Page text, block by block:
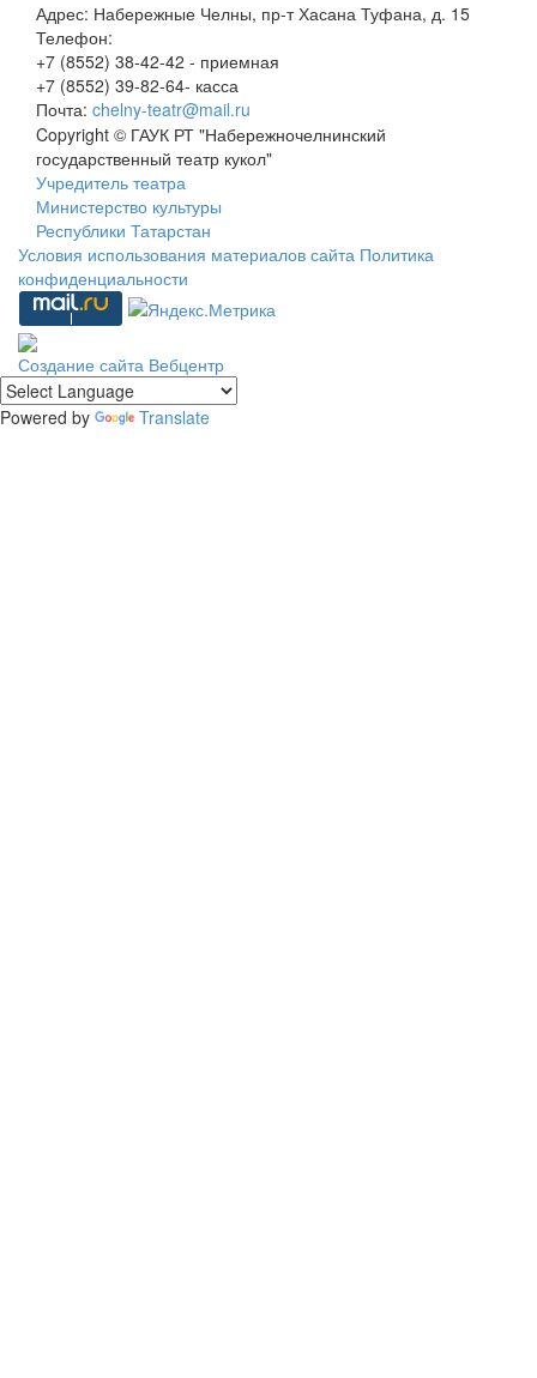
Адрес: Набережные Челны, пр-т Хасана Туфана, д. 15
Телефон:
+7 (8552) 38-42-42 - приемная
+7 (8552) 39-82-64- касса
Почта: chelny-teatr@mail.ru
Copyright © ГАУК РТ "Набережночелнинский
государственный театр кукол"
Учредитель театра
Министерство культуры
Республики Татарстан
Условия использования материалов сайта Политика
конфиденциальности
Создание сайта Вебцентр
Powered by Translate